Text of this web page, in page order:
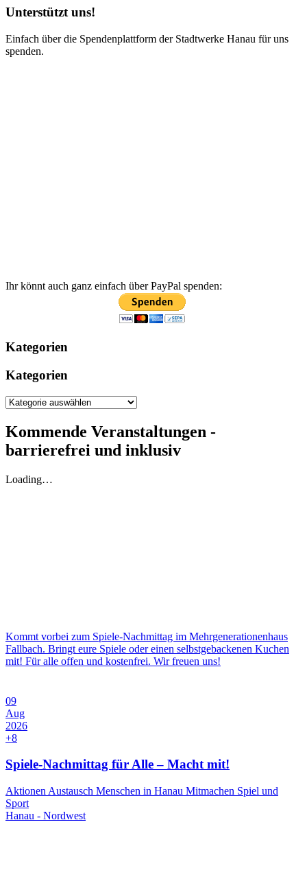
Unterstützt uns!
Einfach über die Spendenplattform der Stadtwerke Hanau für uns
spenden.
Ihr könnt auch ganz einfach über PayPal spenden:
Kategorien
Kategorien
Kommende Veranstaltungen -
barrierefrei und inklusiv
Loading…
Kommt vorbei zum Spiele-Nachmittag im Mehrgenerationenhaus
Fallbach. Bringt eure Spiele oder einen selbstgebackenen Kuchen
mit! Für alle offen und kostenfrei. Wir freuen uns!
09
Aug
2026
+8
Spiele-Nachmittag für Alle – Macht mit!
Aktionen Austausch Menschen in Hanau Mitmachen Spiel und
Sport
Hanau - Nordwest